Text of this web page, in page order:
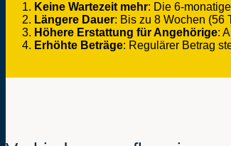
Keine Wartezeit mehr: Die 6-
Längere Dauer: Bis zu 8 Wochen (56
Höhere Erstattung für Angehörige:
Erhöhte Beträge: Regulärer Betrag